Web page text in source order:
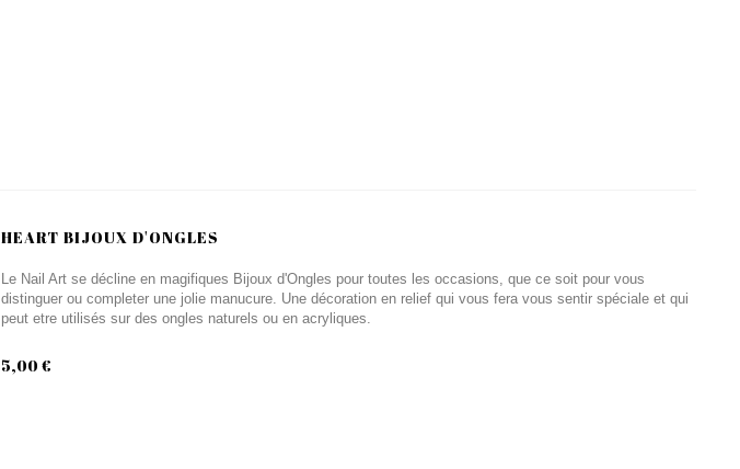
HEART BIJOUX D'ONGLES
Le Nail Art se décline en magifiques Bijoux d'Ongles pour toutes les occasions, que ce soit pour vous
distinguer ou completer une jolie manucure. Une décoration en relief qui vous fera vous sentir spéciale et qui
peut etre utilisés sur des ongles naturels ou en acryliques.
5,00 €